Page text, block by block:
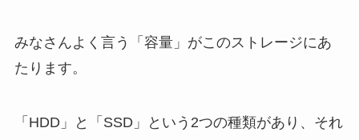
みなさんよく言う「容量」がこのストレージにあ
たります。
「 HDD 」と「 SSD 」という2つの種類があり、それ